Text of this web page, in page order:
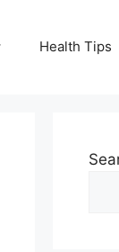
Health Tips